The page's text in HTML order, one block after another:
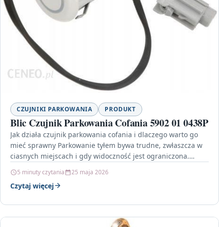
CZUJNIKI PARKOWANIA PRODUKT
Blic Czujnik Parkowania Cofania 5902 01 0438P
Jak działa czujnik parkowania cofania i dlaczego warto go
mieć sprawny Parkowanie tyłem bywa trudne, zwłaszcza w
ciasnych miejscach i gdy widoczność jest ograniczona.…
5 minuty czytania 25 maja 2026
Czytaj więcej